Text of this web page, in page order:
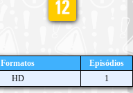
Formatos
Episódios
HD 1